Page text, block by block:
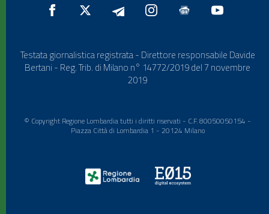
Testata giornalistica registrata - Direttore responsabile Davide
Bertani - Reg. Trib. di Milano n° 14772/2019 del 7 novembre
2019
© Copyright Regione Lombardia tutti i diritti riservati - C.F. 80050050154 -
Piazza Città di Lombardia 1 - 20124 Milano